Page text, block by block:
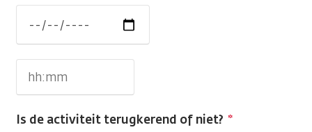
Tijd
eindigt
de
activiteit:
Date
eindigt
activiteit:
Is de activiteit terugkerend of niet?